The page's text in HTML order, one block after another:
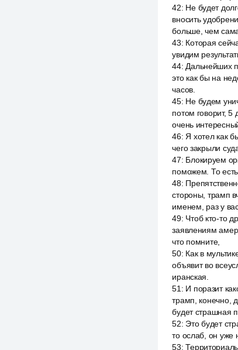
42: Не будет
вносить
больше, чем сама
43: Которая
увидим
44: Дальнейших
это как бы на
часов.
45: Не будем
потом говорит, 5
очень
46: Я хотел как
чего закрыли
47: Блокируем
поможем. То есть
48:
стороны, трамп
именем, раз у
49: Чтоб кто-то
заявлениям
что помните,
50: Как в
объявит во
иранская.
51 : И поразит
трамп, конечно,
будет страшная
52: Это будет
то ослаб, он уже
53: